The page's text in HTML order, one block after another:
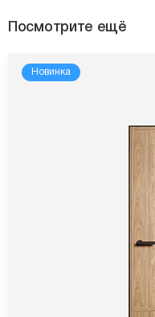
Посмотрите ещё
Новинка